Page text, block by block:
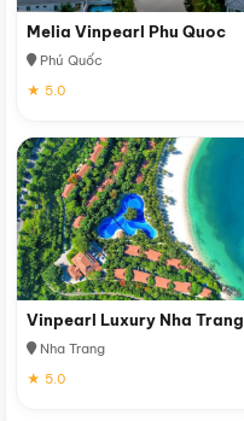
Melia Vinpearl Phu Quoc
Phú Quốc
★ 5.0
Vinpearl Luxury Nha Trang
Nha Trang
★ 5.0